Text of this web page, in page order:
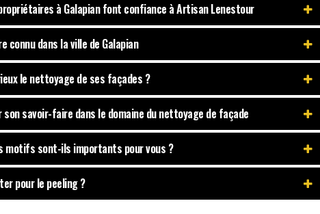
à Galapian font confiance à Artisan Lenestour
dans la ville de Galapian
le nettoyage de ses façades ?
savoir-faire dans le domaine du nettoyage de façade
motifs sont-ils importants pour vous ?
pour le peeling ?